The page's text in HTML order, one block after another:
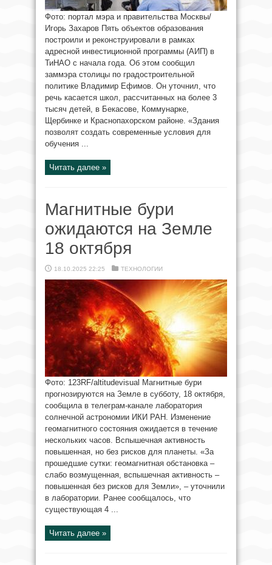
Фото: портал мэра и правительства Москвы/
Игорь Захаров Пять объектов образования
построили и реконструировали в рамках
адресной инвестиционной программы (АИП) в
ТиНАО с начала года. Об этом сообщил
заммэра столицы по градостроительной
политике Владимир Ефимов. Он уточнил, что
речь касается школ, рассчитанных на более 3
тысяч детей, в Бекасове, Коммунарке,
Щербинке и Краснопахорском районе. «Здания
позволят создать современные условия для
обучения ...
Читать далее »
Магнитные бури
ожидаются на Земле
18 октября
18.10.2025 22:25 ТЕХНОЛОГИИ
Фото: 123RF/altitudevisual Магнитные бури
прогнозируются на Земле в субботу, 18 октября,
сообщила в телеграм-канале лаборатория
солнечной астрономии ИКИ РАН. Изменение
геомагнитного состояния ожидается в течение
нескольких часов. Вспышечная активность
повышенная, но без рисков для планеты. «За
прошедшие сутки: геомагнитная обстановка –
слабо возмущенная, вспышечная активность –
повышенная без рисков для Земли», – уточнили
в лаборатории. Ранее сообщалось, что
существующая 4 ...
Читать далее »